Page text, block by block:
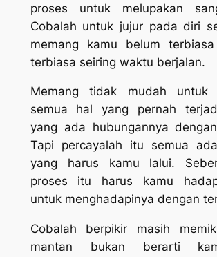
proses untuk melupakan
Cobalah untuk jujur pada diri
memang kamu belum
terbiasa seiring waktu berjalan.
Memang tidak mudah untuk
semua hal yang pernah
yang ada hubungannya
Tapi percayalah itu semua
yang harus kamu lalui.
proses itu harus kamu
untuk menghadapinya dengan
Cobalah berpikir masih
mantan bukan berarti